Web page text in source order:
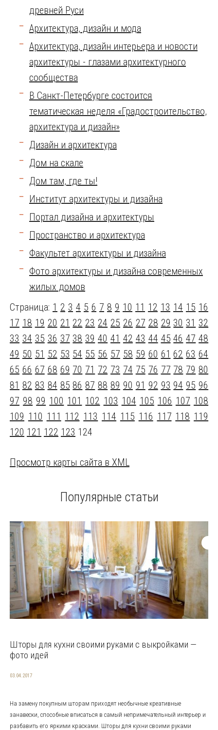
древней Руси
Архитектура, дизайн и мода
Архитектура, дизайн интерьера и новости
архитектуры - глазами архитектурного
сообщества
В Санкт-Петербурге состоится
тематическая неделя «Градостроительство,
архитектура и дизайн»
Дизайн и архитектура
Дом на скале
Дом там, где ты!
Институт архитектуры и дизайна
Портал дизайна и архитектуры
Пространство и архитектура
Факультет архитектуры и дизайна
Фото архитектуры и дизайна современных
жилых домов
Страница: 1 2 3 4 5 6 7 8 9 10 11 12 13 14 15 16
17 18 19 20 21 22 23 24 25 26 27 28 29 30 31 32
33 34 35 36 37 38 39 40 41 42 43 44 45 46 47 48
49 50 51 52 53 54 55 56 57 58 59 60 61 62 63 64
65 66 67 68 69 70 71 72 73 74 75 76 77 78 79 80
81 82 83 84 85 86 87 88 89 90 91 92 93 94 95 96
97 98 99 100 101 102 103 104 105 106 107 108
109 110 111 112 113 114 115 116 117 118 119
120 121 122 123 124
Просмотр карты сайта в XML
Популярные статьи
Шторы для кухни своими руками с выкройками —
фото идей
03.04.2017
На замену покупным шторам приходят необычные креативные
занавески, способные вписаться в самый непримечательный интерьер и
разбавить его яркими красками. Шторы для кухни своими руками